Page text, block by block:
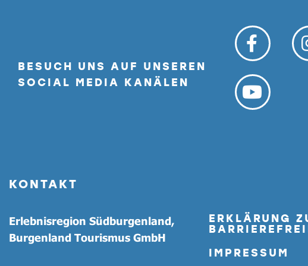
BESUCH UNS AUF UNSEREN
SOCIAL MEDIA KANÄLEN
KONTAKT
Erlebnisregion Südburgenland,
Burgenland Tourismus GmbH
ERKLÄRUNG
IMPRESSUM